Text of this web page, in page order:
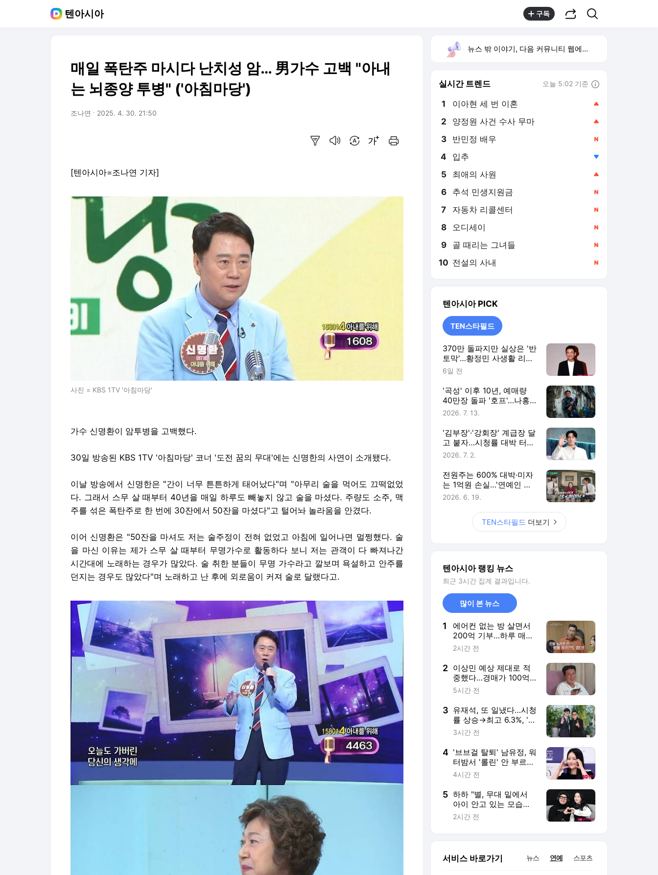
텐아시아 구독
매일 폭탄주 마시다 난치성 암… 男가수 고백 "아내
는 뇌종양 투병" ('아침마당')
조나연 2025. 4. 30. 21:50
[텐아시아=조나연 기자]
사진 = KBS 1TV '아침마당'
가수 신명환이 암투병을 고백했다.
30일 방송된 KBS 1TV '아침마당' 코너 '도전 꿈의 무대'에는 신명한의 사연이 소개됐다.
이날 방송에서 신명한은 "간이 너무 튼튼하게 태어났다"며 "아무리 술을 먹어도 끄떡없었
다. 그래서 스무 살 때부터 40년을 매일 하루도 빼놓지 않고 술을 마셨다. 주량도 소주, 맥
주를 섞은 폭탄주로 한 번에 30잔에서 50잔을 마셨다"고 털어놔 놀라움을 안겼다.
이어 신명환은 "50잔을 마셔도 저는 술주정이 전혀 없었고 아침에 일어나면 멀쩡했다. 술
을 마신 이유는 제가 스무 살 때부터 무명가수로 활동하다 보니 저는 관객이 다 빠져나간
시간대에 노래하는 경우가 많았다. 술 취한 분들이 무명 가수라고 깔보며 욕설하고 안주를
던지는 경우도 많았다"며 노래하고 난 후에 외로움이 커져 술로 달랬다고.
뉴스 밖 이야기, 다음 커뮤니티 웹에서 보기
실시간 트렌드 오늘 5:02 기준
1 이아현 세 번 이혼
2 양정원 사건 수사 무마
4 입추
5 최애의 사원
6 추석 민생지원금
7 자동차 리콜센터
8 오디세이
9 골 때리는 그녀들
10 전설의 사내
텐아시아PICK
TEN스타필드
370만 돌파지만 실상은 '반
토막'…황정민 사생활 리스
크까지 덮친 '호프' [TEN스
6일 전
'곡성' 이후 10년, 예매량
40만장 돌파 '호프'…나홍
진 신작 향한 기대와 우려
2026. 7. 13.
'김부장'·'강회장' 계급장 달
고 붙자…시청률 대박 터진
직급 타이틀 [TEN스타필
2026. 7. 2.
전원주는 600% 대박·미자
는 1억원 손실…'연예인 주
식 썰전' 위험한 판타지
2026. 6. 19.
TEN스타필드 더보기
텐아시아 랭킹 뉴스
최근 3시간 집계 결과입니다.
많이 본 뉴스
1
에어컨 없는 방 살면서
200억 기부…하루 매출
2000만원 올린 약선명
2시간 전
2 이상민 예상 제대로 적
중했다…경매가 100억
까지 턱턱 "다 내 얘기를
[종합]
5시간 전
3 유재석, 또 일냈다…시청
률 상승→최고 6.3%, '생
애 첫 내한' 크리스토퍼
3시간 전
4 '브브걸 탈퇴' 남유정, 워
터밤서 '롤린' 안 부르려
나…"드디어 첫 솔로 앨
4시간 전
5 하하 "별, 무대 밑에서
아이 안고 있는 모습에
충격…경력 단절에 미
2시간 전
서비스 바로가기 뉴스 연예 스포츠